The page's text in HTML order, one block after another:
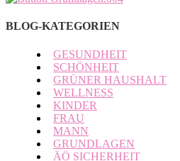
BLOG-KATEGORIEN
GESUNDHEIT
SCHÖNHEIT
GRÜNER HAUSHALT
WELLNESS
KINDER
FRAU
MANN
GRUNDLAGEN
ÄÖ SICHERHEIT